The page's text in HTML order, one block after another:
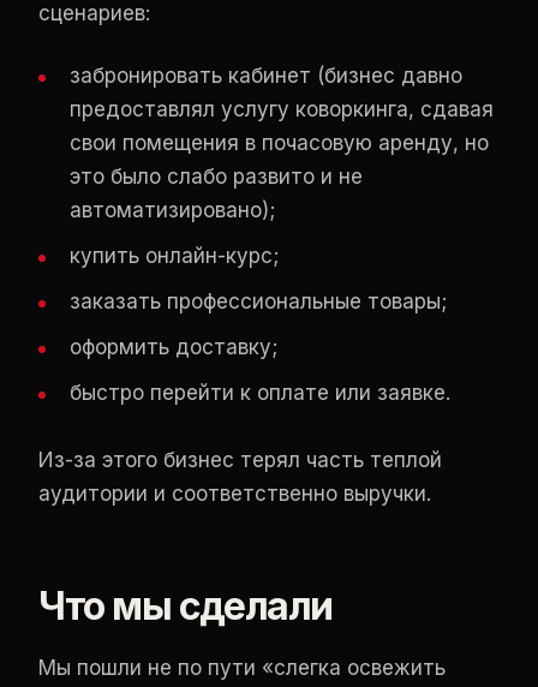
сценариев:
забронировать кабинет (бизнес давно
предоставлял услугу коворкинга, сдавая
свои помещения в почасовую аренду, но
это было слабо развито и не
автоматизировано);
купить онлайн-курс;
заказать профессиональные товары;
оформить доставку;
быстро перейти к оплате или заявке.
Из-за этого бизнес терял часть теплой
аудитории и соответственно выручки.
Что мы сделали
Мы пошли не по пути «слегка освежить